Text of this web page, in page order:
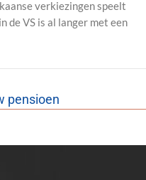
verkiezingen speelt
de VS is al langer met een
pensioen